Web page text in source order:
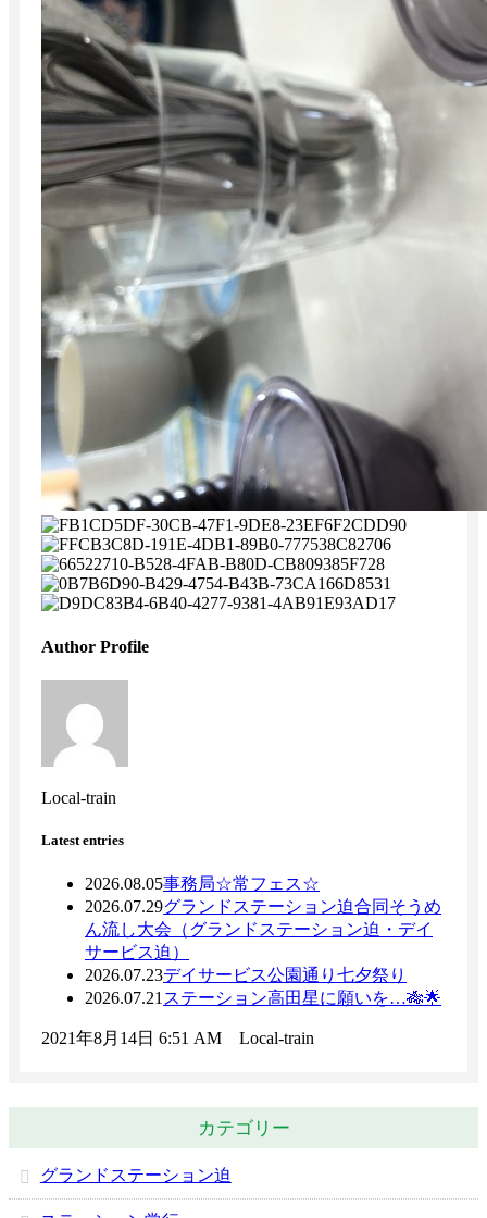
Author Profile
Local-train
Latest entries
2026.08.05事務局☆常フェス☆
2026.07.29グランドステーション迫合同そうめ
ん流し大会（グランドステーション迫・デイ
サービス迫）
2026.07.23デイサービス公園通り 七夕祭り
2026.07.21 ステーション高田星に願いを…🎋🌟
2021年8月14日 6:51 AM Local-train
カテゴリー
グランドステーション迫